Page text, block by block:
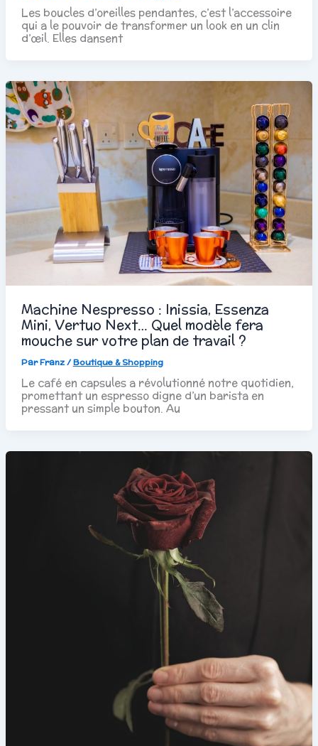
Les boucles d’oreilles pendantes, c’est l’accessoire
qui a le pouvoir de transformer un look en un clin
d’œil. Elles dansent
Machine Nespresso : Inissia, Essenza
Mini, Vertuo Next… Quel modèle fera
mouche sur votre plan de travail ?
ParFranz/Boutique & Shopping
Le café en capsules a révolutionné notre quotidien,
promettant un espresso digne d’un barista en
pressant un simple bouton. Au